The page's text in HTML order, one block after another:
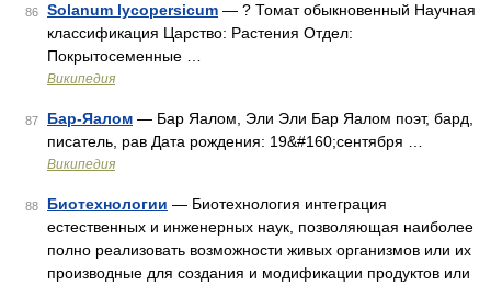
86 Solanum lycopersicum — ? Томат обыкновенный Научная
классификация Царство: Растения Отдел:
Покрытосеменные …
Википедия
87 Бар-Яалом — Бар Яалом, Эли Эли Бар Яалом поэт, бард,
писатель, рав Дата рождения: 19&#160;сентября …
Википедия
88 Биотехнологии — Биотехнология интеграция
естественных и инженерных наук, позволяющая наиболее
полно реализовать возможности живых организмов или их
производные для создания и модификации продуктов или